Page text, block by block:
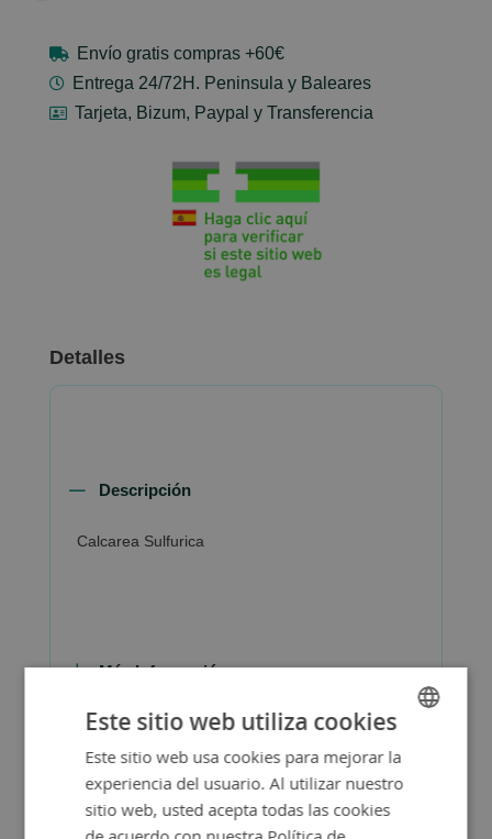
Envío gratis compras +60€
Entrega 24/72H. Peninsula y Baleares
Tarjeta, Bizum, Paypal y Transferencia
Detalles
Descripción
Calcarea Sulfurica
Más Información
SPANISH
ENGLISH
Este sitio web utiliza cookies
Este sitio web usa cookies para mejorar la
experiencia del usuario. Al utilizar nuestro
sitio web, usted acepta todas las cookies